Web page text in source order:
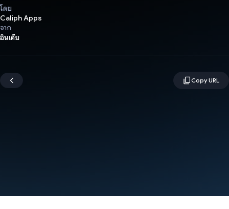
โดย
Caliph Apps
จาก
อินเดีย